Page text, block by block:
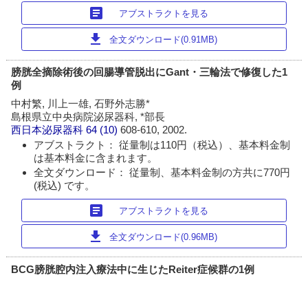
article アブストラクトを見る
download 全文ダウンロード(0.91MB)
膀胱全摘除術後の回腸導管脱出にGant・三輪法で修復した1
例
中村繁, 川上一雄, 石野外志勝*
島根県立中央病院泌尿器科, *部長
西日本泌尿器科 64 (10)608-610, 2002.
アブストラクト： 従量制は110円（税込）、基本料金制
は基本料金に含まれます。
全文ダウンロード： 従量制、基本料金制の方共に770円
(税込) です。
article アブストラクトを見る
download 全文ダウンロード(0.96MB)
BCG膀胱腔内注入療法中に生じたReiter症候群の1例